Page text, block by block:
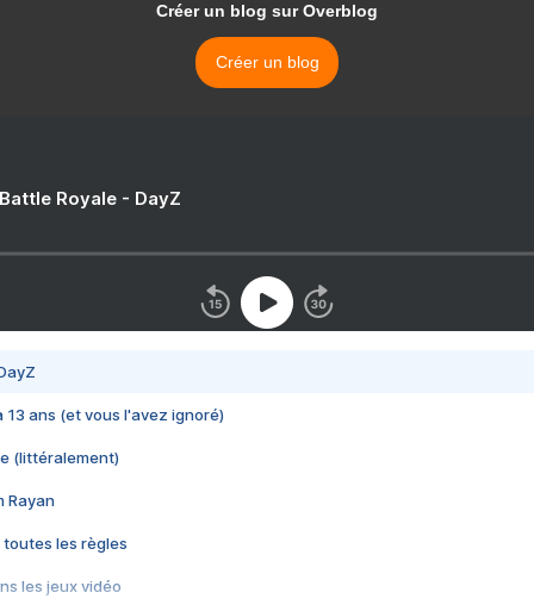
Créer un blog sur Overblog
Créer un blog
Royale - DayZ
13 ans (et vous l'avez ignoré)
(littéralement)
Rayan
toutes les règles
les jeux vidéo